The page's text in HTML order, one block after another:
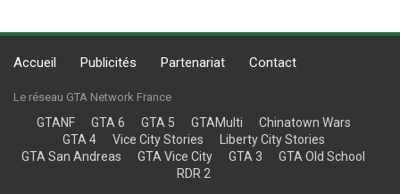
Accueil Publicités Partenariat Contact
Le réseau GTA Network France
GTANF GTA 6 GTA 5 GTAMulti
Chinatown Wars
GTA 4
Vice City Stories
Liberty City Stories
GTA San Andreas
GTA Vice City GTA 3
GTA Old School
RDR 2